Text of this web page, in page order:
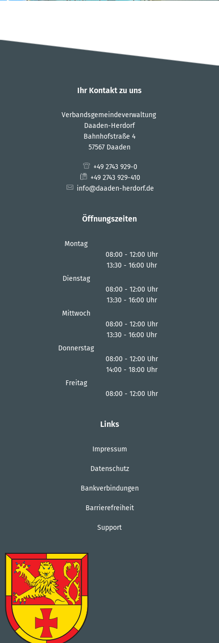
Ihr Kontakt zu uns
Verbandsgemeindeverwaltung
Daaden-Herdorf
Bahnhofstraße 4
57567 Daaden
+49 2743 929-0
+49 2743 929-410
info@daaden-herdorf.de
Öffnungszeiten
Montag
08:00 - 12:00 Uhr
Von 08:00 bis 12:00 Uhr
13:30 - 16:00 Uhr
Dienstag
08:00 - 12:00 Uhr
Von 08:00 bis 12:00 Uhr
13:30 - 16:00 Uhr
Mittwoch
08:00 - 12:00 Uhr
Von 08:00 bis 12:00 Uhr
13:30 - 16:00 Uhr
Donnerstag
08:00 - 12:00 Uhr
Von 08:00 bis 12:00 Uhr
14:00 - 18:00 Uhr
Freitag
08:00 - 12:00 Uhr
Links
Impressum
Datenschutz
Bankverbindungen
Barrierefreiheit
Support